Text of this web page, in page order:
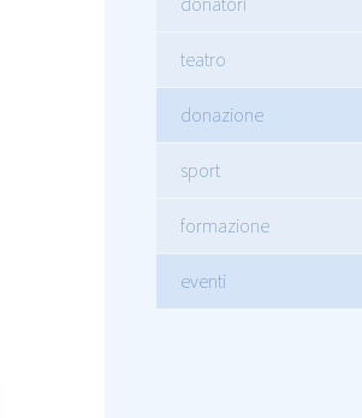
teatro
donazione
sport
formazione
eventi